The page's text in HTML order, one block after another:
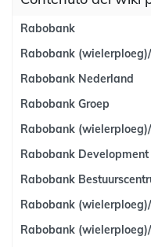
Rabobank
Rabobank
Rabobank Nederland
Rabobank Groep
Rabobank
Rabobank Development
Rabobank
Rabobank
Rabobank